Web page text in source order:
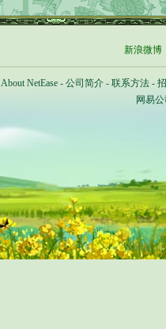
新浪微博
About NetEase - 公司简介 - 联系方法 -
网易